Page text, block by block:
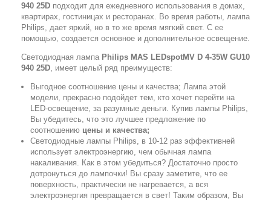
940 25D подходит для ежедневного использования в домах,
квартирах, гостиницах и ресторанах. Во время работы, лампа
Philips, дает яркий, но в то же время мягкий свет. С ее
помощью, создается основное и дополнительное освещение.
Светодиодная лампа Philips MAS LEDspotMV D 4-35W GU10
940 25D, имеет целый ряд преимуществ:
Выгодное соотношение цены и качества; Лампа этой
модели, прекрасно подойдет тем, кто хочет перейти на
LED-освещение, за разумные деньги. Купив лампы Philips,
Вы убедитесь, что это лучшее предложение по
соотношению цены и качества;
Светодиодные лампы Philips, в 10-12 раз эффективней
использует электроэнергию, чем обычная лампа
накаливания. Как в этом убедиться? Достаточно просто
дотронуться до лампочки! Вы сразу заметите, что ее
поверхность, практически не нагревается, а вся
электроэнергия превращается в свет! Таким образом, Вы